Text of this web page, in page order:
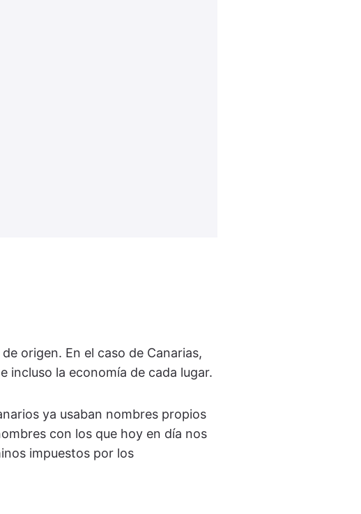
origen. En el caso de Canarias,
incluso la economía de cada lugar.
ya usaban nombres propios
con los que hoy en día nos
impuestos por los